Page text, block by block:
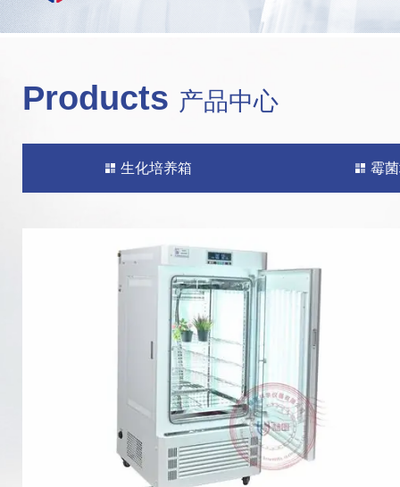
Products 产品中心
生化培养箱 霉
隔水式恒温培养箱
高温鼓风干燥箱
洁净干燥箱
隔膜真空泵